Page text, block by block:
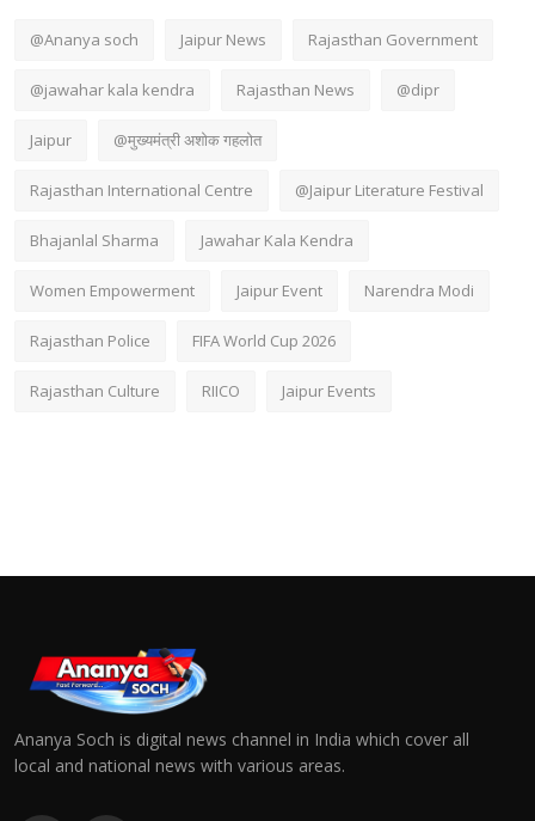
@Ananya soch Jaipur News Rajasthan Government
@jawahar kala kendra Rajasthan News @dipr
Jaipur @मुख्यमंत्री अशोक गहलोत
Rajasthan International Centre @Jaipur Literature Festival
Bhajanlal Sharma Jawahar Kala Kendra
Women Empowerment Jaipur Event Narendra Modi
Rajasthan Police FIFA World Cup 2026
Rajasthan Culture RIICO Jaipur Events
Ananya Soch is digital news channel in India which cover all
local and national news with various areas.